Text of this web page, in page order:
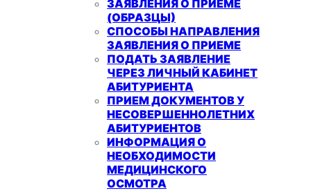
ЗАЯВЛЕНИЯ О ПРИЕМЕ
(ОБРАЗЦЫ)
СПОСОБЫ НАПРАВЛЕНИЯ
ЗАЯВЛЕНИЯ О ПРИЕМЕ
ПОДАТЬ ЗАЯВЛЕНИЕ
ЧЕРЕЗ ЛИЧНЫЙ КАБИНЕТ
АБИТУРИЕНТА
ПРИЕМ ДОКУМЕНТОВ У
НЕСОВЕРШЕННОЛЕТНИХ
АБИТУРИЕНТОВ
ИНФОРМАЦИЯ О
НЕОБХОДИМОСТИ
МЕДИЦИНСКОГО
ОСМОТРА